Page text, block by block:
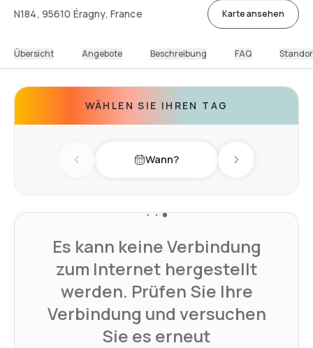
N184, 95610 Éragny, France Karte ansehen
Übersicht Angebote Beschreibung FAQ
WÄHLEN SIE IHREN TAG
Previous day Wann? Next day
Es kann keine Verbindung
zum Internet hergestellt
werden. Prüfen Sie Ihre
Verbindung und versuchen
Sie es erneut